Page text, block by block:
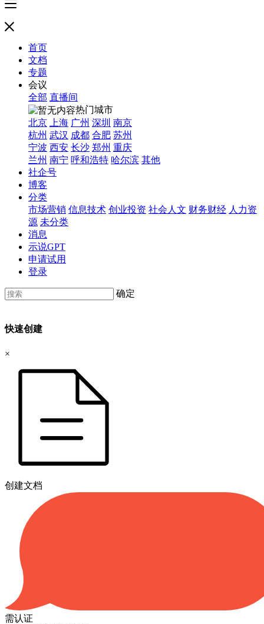
首页
文档
专题
会议
全部 直播间
热门城市
北京
上海 广州 深圳 南京
杭州 武汉 成都 合肥 苏州
宁波 西安 长沙 郑州 重庆
兰州 南宁 呼和浩特 哈尔滨 其他
社企号
博客
分类
市场营销 信息技术 创业投资 社会人文 财务财经 人力资
源 未分类
消息
示说GPT
申请试用
登录
确定
快速创建
×
创建文档
需认证